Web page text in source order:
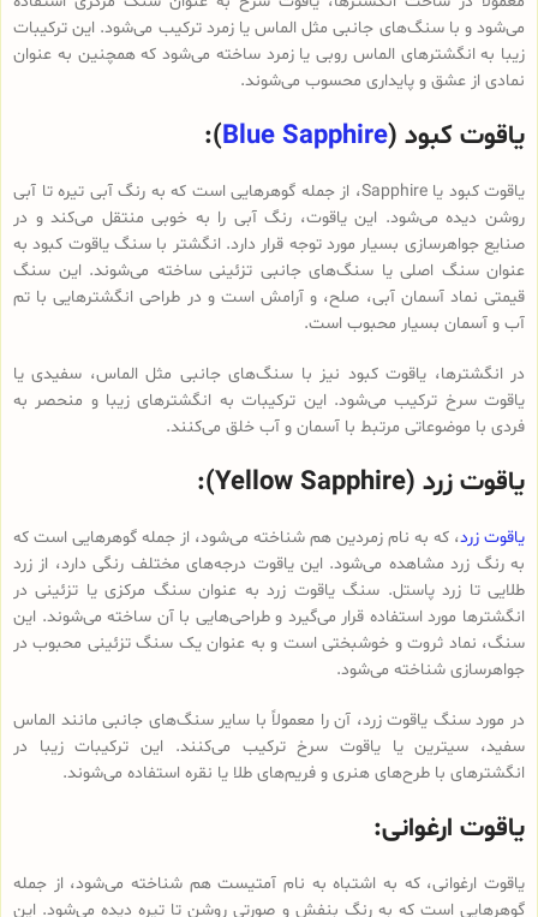
می‌شود و با سنگ‌های جانبی مثل الماس یا زمرد ترکیب می‌شود. این ترکیبات
زیبا به انگشترهای الماس روبی یا زمرد ساخته می‌شود که همچنین به عنوان
نمادی از عشق و پایداری محسوب می‌شوند.
یاقوت کبود (Blue Sapphire
):
یاقوت کبود یا Sapphire، از جمله گوهرهایی است که به رنگ آبی تیره تا آبی
روشن دیده می‌شود. این یاقوت، رنگ آبی را به خوبی منتقل می‌کند و در
صنایع جواهرسازی بسیار مورد توجه قرار دارد. انگشتر با سنگ یاقوت کبود به
عنوان سنگ اصلی یا سنگ‌های جانبی تزئینی ساخته می‌شوند. این سنگ
قیمتی نماد آسمان آبی، صلح، و آرامش است و در طراحی انگشترهایی با تم
آب و آسمان بسیار محبوب است.
در انگشترها، یاقوت کبود نیز با سنگ‌های جانبی مثل الماس، سفیدی یا
یاقوت سرخ ترکیب می‌شود. این ترکیبات به انگشترهای زیبا و منحصر به
فردی با موضوعاتی مرتبط با آسمان و آب خلق می‌کنند.
یاقوت زرد (Yellow Sapphire):
یاقوت زرد، که به نام زمردین هم شناخته می‌شود، از جمله گوهرهایی است که
به رنگ زرد مشاهده می‌شود. این یاقوت درجه‌های مختلف رنگی دارد، از زرد
طلایی تا زرد پاستل. سنگ یاقوت زرد به عنوان سنگ مرکزی یا تزئینی در
انگشترها مورد استفاده قرار می‌گیرد و طراحی‌هایی با آن ساخته می‌شوند. این
سنگ، نماد ثروت و خوشبختی است و به عنوان یک سنگ تزئینی محبوب در
جواهرسازی شناخته می‌شود.
در مورد سنگ یاقوت زرد، آن را معمولاً با سایر سنگ‌های جانبی مانند الماس
سفید، سیترین یا یاقوت سرخ ترکیب می‌کنند. این ترکیبات زیبا در
انگشترهای با طرح‌های هنری و فریم‌های طلا یا نقره استفاده می‌شوند.
یاقوت ارغوانی:
یاقوت ارغوانی، که به اشتباه به نام آمتیست هم شناخته می‌شود، از جمله
گوهرهایی است که به رنگ بنفش و صورتی روشن تا تیره دیده می‌شود. این